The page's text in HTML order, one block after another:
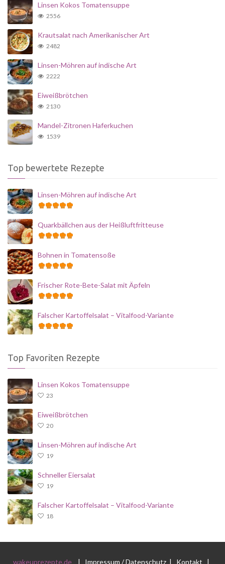
Linsen Kokos Tomatensuppe
2556
Krautsalat nach Amerikanischer Art
2482
Linsen-Möhren auf indische Art
2222
Eiweißbrötchen
2130
Mandel-Zitronen Haferkuchen
1539
Top bewertete Rezepte
Linsen-Möhren auf indische Art
Quarkbällchen aus der Heißluftfritteuse
Bohnen in Tomatensoße
Frischer Rote-Bete-Salat mit Äpfeln
Falscher Kartoffelsalat – Vitalfood-Variante
Top Favoriten Rezepte
Linsen Kokos Tomatensuppe
23
Eiweißbrötchen
20
Linsen-Möhren auf indische Art
19
Schneller Eiersalat
19
Falscher Kartoffelsalat – Vitalfood-Variante
18
wakeuprezepte.de| Impressum / Datenschutz| Kontakt |